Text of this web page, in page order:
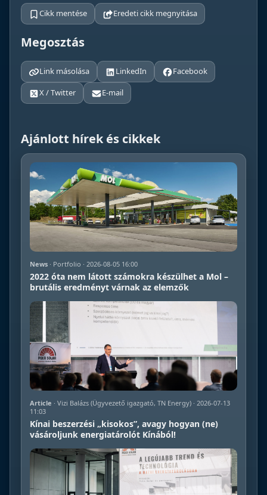
Cikk mentése Eredeti cikk megnyitása
Megosztás
Link másolása LinkedIn
Facebook
X / Twitter
E-mail
Ajánlott hírek és cikkek
News · Portfolio · 2026-08-05 16:00
2022 óta nem látott számokra készülhet a Mol –
brutális eredményt várnak az elemzők
Article · Vizi Balázs (Ügyvezető igazgató, TN Energy) · 2026-07-13
11:03
Kínai beszerzési „kisokos”, avagy hogyan (ne)
vásároljunk energiatárolót Kínából!